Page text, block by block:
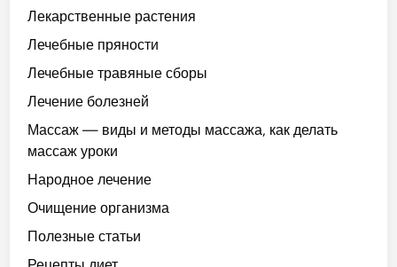
Лекарственные растения
Лечебные пряности
Лечебные травяные сборы
Лечение болезней
Массаж — виды и методы массажа, как делать
массаж уроки
Народное лечение
Очищение организма
Полезные статьи